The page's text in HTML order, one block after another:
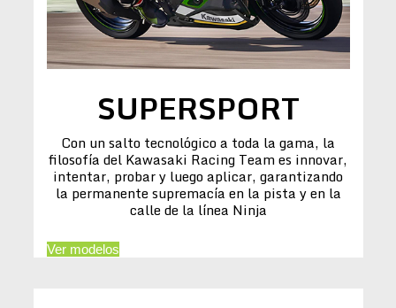
SUPERSPORT
Con un salto tecnológico a toda la gama, la
filosofía del Kawasaki Racing Team es innovar,
intentar, probar y luego aplicar, garantizando
la permanente supremacía en la pista y en la
calle de la línea Ninja
Ver modelos